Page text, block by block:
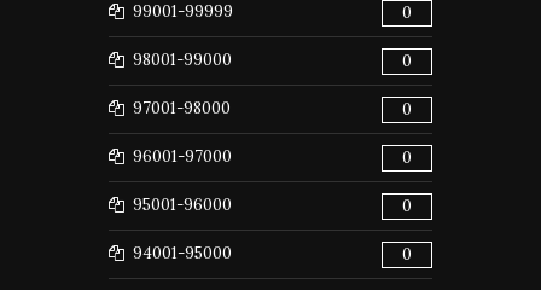
99001-99999 0
98001-99000 0
97001-98000 0
96001-97000 0
95001-96000 0
94001-95000 0